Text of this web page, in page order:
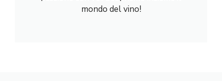
mondo del vino!